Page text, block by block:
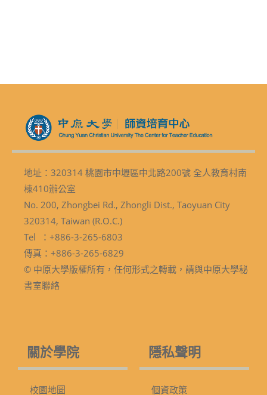
地址：320314 桃園市中壢區中北路200號 全人教育村南
棟410辦公室
No. 200, Zhongbei Rd., Zhongli Dist., Taoyuan City
320314, Taiwan (R.O.C.)
Tel ：+886-3-265-6803
傳真：+886-3-265-6829
© 中原大學版權所有，任何形式之轉載，請與中原大學秘
書室聯絡
關於學院
校園地圖
隱私聲明
個資政策